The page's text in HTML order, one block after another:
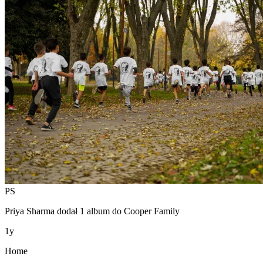
PS
Priya Sharma dodał 1 album do Cooper Family
1y
Home